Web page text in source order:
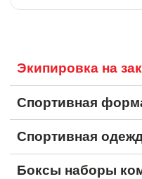
Экипировка на
Спортивная
Спортивная
Боксы наборы